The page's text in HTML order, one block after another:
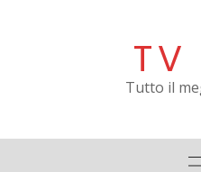
TV
Tutto il